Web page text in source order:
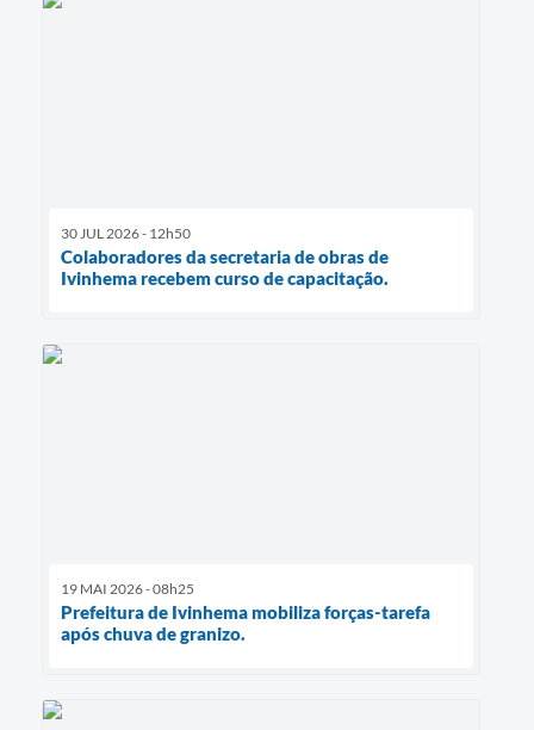
30 JUL 2026 - 12h50
Colaboradores da secretaria de obras de
Ivinhema recebem curso de capacitação.
19 MAI 2026 - 08h25
Prefeitura de Ivinhema mobiliza forças-tarefa
após chuva de granizo.